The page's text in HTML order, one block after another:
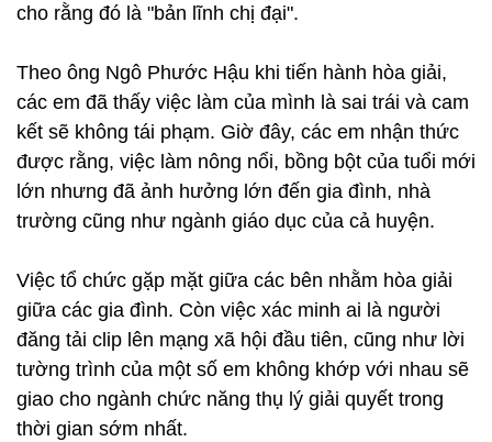
cho rằng đó là "bản lĩnh chị đại".
Theo ông Ngô Phước Hậu khi tiến hành hòa giải,
các em đã thấy việc làm của mình là sai trái và cam
kết sẽ không tái phạm. Giờ đây, các em nhận thức
được rằng, việc làm nông nổi, bồng bột của tuổi mới
lớn nhưng đã ảnh hưởng lớn đến gia đình, nhà
trường cũng như ngành giáo dục của cả huyện.
Việc tổ chức gặp mặt giữa các bên nhằm hòa giải
giữa các gia đình. Còn việc xác minh ai là người
đăng tải clip lên mạng xã hội đầu tiên, cũng như lời
tường trình của một số em không khớp với nhau sẽ
giao cho ngành chức năng thụ lý giải quyết trong
thời gian sớm nhất.